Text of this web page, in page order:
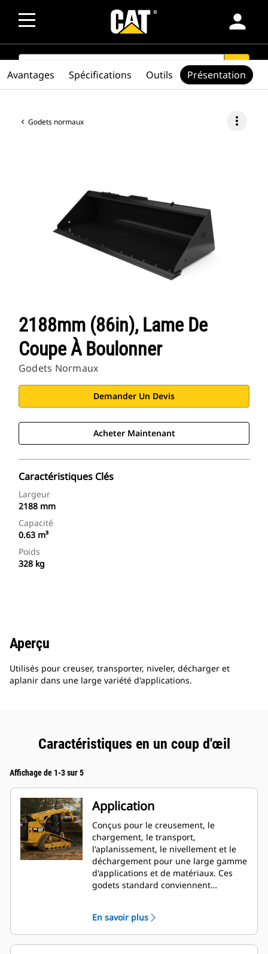
person
SEARCH search
Godets normaux more_vert
2188mm (86in), Lame De
Coupe À Boulonner
Godets Normaux
Demander Un Devis
Acheter Maintenant
Caractéristiques Clés
Largeur
2188 mm
Capacité
0.63 m³
Poids
328 kg
Avantages Spécifications Outils Présentation
Aperçu
Utilisés pour creuser, transporter, niveler, décharger et
aplanir dans une large variété d'applications.
Caractéristiques en un coup d'œil
Affichage de 1-3 sur 5
Application
Conçus pour le creusement, le
chargement, le transport,
l'aplanissement, le nivellement et le
déchargement pour une large gamme
d'applications et de matériaux. Ces
godets standard conviennent
d'aménagement paysager et d'autres
applications de démolition plus
agressives.
En savoir plus